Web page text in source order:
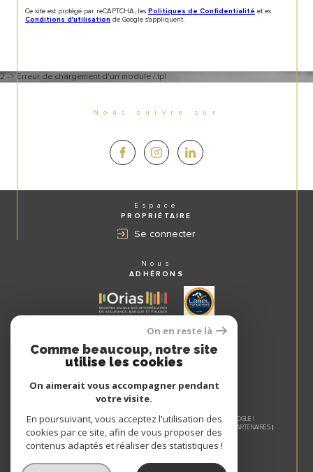
Ce site est protégé par reCAPTCHA, les Politiques de Confidentialité et es
Conditions d'utilisation de Google s'appliquent.
2 -> Erreur de chargement d'un module /.tpl
Nous suivre sur
Espace
PROPRIÉTAIRE
Se connecter
Nous
ADHÉRONS
© 2026 | TOUS DROITS RÉSERVÉS | TRADUCTION POWERED BY GOOGLE |
NOS PARTENAIRES
POLITIQUE RGPD
COOKIES
On en reste là
Comme beaucoup, notre site
utilise les cookies
On aimerait vous accompagner pendant
votre visite.
En poursuivant, vous acceptez l'utilisation des
cookies par ce site, afin de vous proposer des
contenus adaptés et réaliser des statistiques !